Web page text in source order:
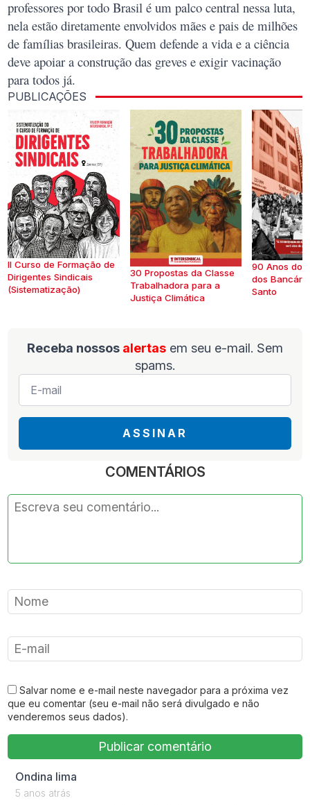
professores por todo Brasil é um palco central nessa luta,
nela estão diretamente envolvidos mães e pais de milhões
de famílias brasileiras. Quem defende a vida e a ciência
deve apoiar a construção das greves e exigir vacinação
para todos já.
PUBLICAÇÕES
II Curso de Formação de
Dirigentes Sindicais
(Sistematização)
30 Propostas da Classe
Trabalhadora para a
Justiça Climática
90 Anos do
dos
Santo
Receba nossos alertas em seu e-mail. Sem
spams.
E-
mail
ASSINAR
COMENTÁRIOS
Salvar nome e e-mail neste navegador para a próxima vez
que eu comentar (seu e-mail não será divulgado e não
venderemos seus dados).
Ondina lima
5 anos atrás